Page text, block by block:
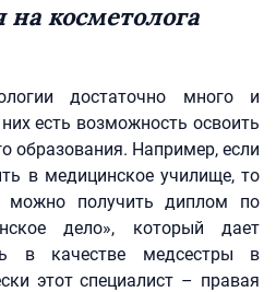
на косметолога
достаточно много и
есть возможность освоить
образования. Например, если
в медицинское училище, то
можно получить диплом по
дело», который дает
в качестве медсестры в
этот специалист – правая